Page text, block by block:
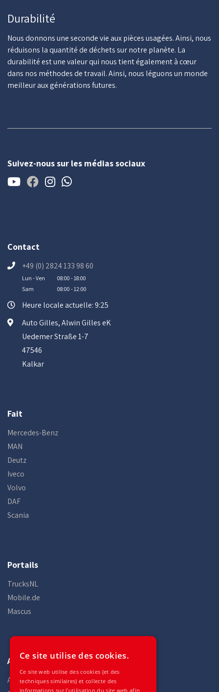
Durabilité
Nous donnons une seconde vie aux pièces usagées. Ainsi, nous
réduisons la quantité de déchets sur notre planète. La
durabilité est une valeur qui nous tient également à cœur
dans nos méthodes de travail. Ainsi, nous léguons un monde
meilleur aux générations futures.
Suivez-nous sur les médias sociaux
Contact
+49 (0) 2824 133 98 60
Lun - Ven
08:00 - 18:00
Sam
08:00 - 12:00
Heure locale actuelle: 9:25
Auto Gilles, Alwin Gilles eK
Uedemer Straße 1-7
47546
Kalkar
Fait
Mercedes-Benz
MAN
Deutz
Iveco
Volvo
DAF
Scania
Portails
TrucksNL
Mobile.de
Mascus
Auto Gilles
Accueil
Ce site utilise des cookies.
Ce site web utilise des cookies (et des
techniques similaires) et collecte des
informations sur l'utilisation du site web afin,